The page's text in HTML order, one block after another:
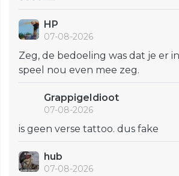
HP
07-08-2026
Zeg, de bedoeling was dat je er
speel nou even mee zeg.
GrappigeIdioot
07-08-2026
is geen verse tattoo. dus fake
hub
07-08-2026